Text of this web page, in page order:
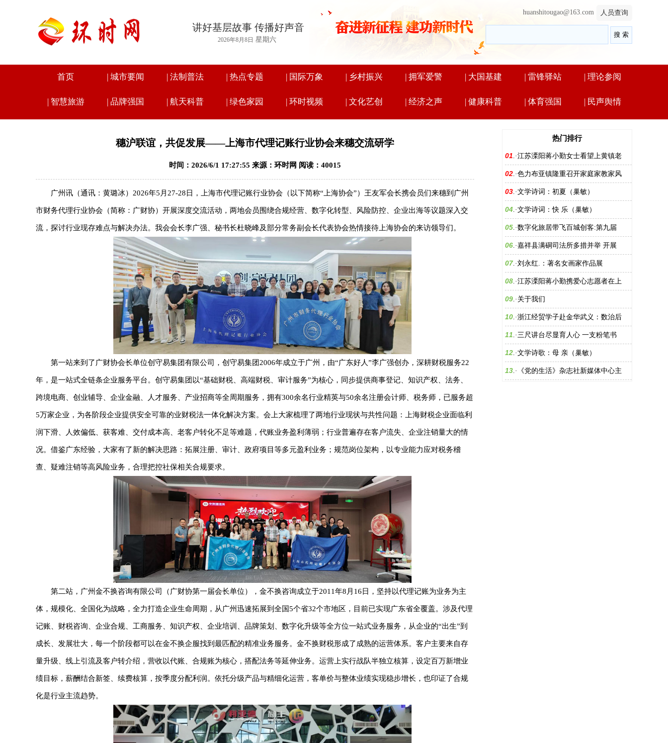
讲好基层故事 传播好声音
2026年8月8日 星期六
人员查询
huanshitougao@163.com
首页 | 城市要闻 | 法制普法 | 热点专题 | 国际万象 | 乡村振兴 | 拥军爱警 | 大国基建 | 雷锋驿站 | 理论参阅
| 智慧旅游 | 品牌强国 | 航天科普 | 绿色家园 | 环时视频 | 文化艺创 | 经济之声 | 健康科普 | 体育强国 | 民声舆情
穗沪联谊，共促发展——上海市代理记账行业协会来穗交流研学
时间：2026/6/1 17:27:55 来源：环时网 阅读：40015
广州讯（通讯：黄璐冰）2026年5月27-28日，上海市代理记账行业协会（以下简称“上海协会”）王友军会长携会员们来穗到广州
市财务代理行业协会（简称：广财协）开展深度交流活动，两地会员围绕合规经营、数字化转型、风险防控、企业出海等议题深入交
流，探讨行业现存难点与解决办法。我会会长李广强、秘书长杜晓峰及部分常务副会长代表协会热情接待上海协会的来访领导们。
第一站来到了广财协会长单位创守易集团有限公司，创守易集团2006年成立于广州，由“广东好人”李广强创办，深耕财税服务22
年，是一站式全链条企业服务平台。创守易集团以“基础财税、高端财税、审计服务”为核心，同步提供商事登记、知识产权、法务、
跨境电商、创业辅导、企业金融、人才服务、产业招商等全周期服务，拥有300余名行业精英与50余名注册会计师、税务师，已服务超
5万家企业，为各阶段企业提供安全可靠的业财税法一体化解决方案。会上大家梳理了两地行业现状与共性问题：上海财税企业面临利
润下滑、人效偏低、获客难、交付成本高、老客户转化不足等难题，代账业务盈利薄弱；行业普遍存在客户流失、企业注销量大的情
况。借鉴广东经验，大家有了新的解决思路：拓展注册、审计、政府项目等多元盈利业务；规范岗位架构，以专业能力应对税务稽
查、疑难注销等高风险业务，合理把控社保相关合规要求。
第二站，广州金不换咨询有限公司（广财协第一届会长单位），金不换咨询成立于2011年8月16日，坚持以代理记账为业务为主
体，规模化、全国化为战略，全力打造企业生命周期，从广州迅速拓展到全国5个省32个市地区，目前已实现广东省全覆盖。涉及代理
记账、财税咨询、企业合规、工商服务、知识产权、企业培训、品牌策划、数字化升级等全方位一站式业务服务，从企业的“出生”到
成长、发展壮大，每一个阶段都可以在金不换企服找到最匹配的精准业务服务。金不换财税形成了成熟的运营体系。客户主要来自存
量升级、线上引流及客户转介绍，营收以代账、合规账为核心，搭配法务等延伸业务。运营上实行战队半独立核算，设定百万新增业
绩目标，薪酬结合新签、续费核算，按季度分配利润。依托分级产品与精细化运营，客单价与整体业绩实现稳步增长，也印证了合规
化是行业主流趋势。
热门排行
01.·江苏溧阳蒋小勤女士看望上黄镇老
02.·色力布亚镇隆重召开家庭家教家风
03.·文学诗词：初夏（巢敏）
04.·文学诗词：快 乐（巢敏）
05.·数字化旅居带飞百城创客:第九届
06.·嘉祥县满硐司法所多措并举 开展
07.·刘永红.：著名女画家作品展
08.·江苏溧阳蒋小勤携爱心志愿者在上
09.· 关于我们
10.·浙江经贸学子赴金华武义：数治后
11.·三尺讲台尽显育人心 一支粉笔书
12.·文学诗歌：母 亲（巢敏）
13.· 《党的生活》杂志社新媒体中心主